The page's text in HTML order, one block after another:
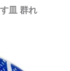
皿 群れ